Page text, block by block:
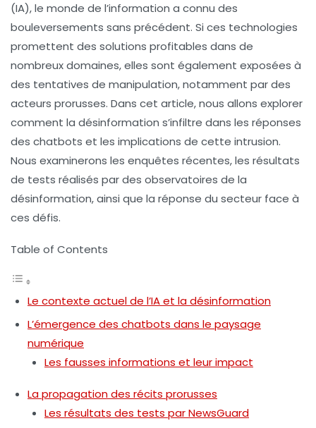
(IA), le monde de l’information a connu des
bouleversements sans précédent. Si ces technologies
promettent des solutions profitables dans de
nombreux domaines, elles sont également exposées à
des tentatives de manipulation, notamment par des
acteurs prorusses. Dans cet article, nous allons explorer
comment la désinformation s’infiltre dans les réponses
des chatbots et les implications de cette intrusion.
Nous examinerons les enquêtes récentes, les résultats
de tests réalisés par des observatoires de la
désinformation, ainsi que la réponse du secteur face à
ces défis.
Table of Contents
Le contexte actuel de l’IA et la désinformation
L’émergence des chatbots dans le paysage
numérique
Les fausses informations et leur impact
La propagation des récits prorusses
Les résultats des tests par NewsGuard